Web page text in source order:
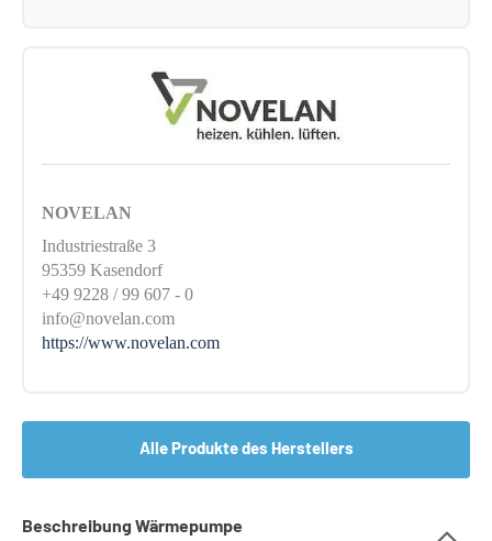
NOVELAN
Industriestraße 3
95359 Kasendorf
+49 9228 / 99 607 - 0
info@novelan.com
https://www.novelan.com
Alle Produkte des Herstellers
Beschreibung Wärmepumpe